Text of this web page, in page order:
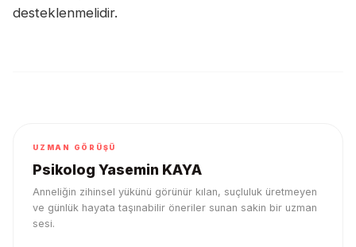
desteklenmelidir.
UZMAN GÖRÜŞÜ
Psikolog Yasemin KAYA
Anneliğin zihinsel yükünü görünür kılan, suçluluk üretmeyen
ve günlük hayata taşınabilir öneriler sunan sakin bir uzman
sesi.